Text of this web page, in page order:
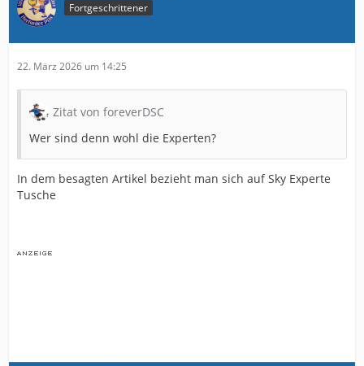
Fortgeschrittener
22. März 2026 um 14:25
Zitat von foreverDSC
Wer sind denn wohl die Experten?
In dem besagten Artikel bezieht man sich auf Sky Experte
Tusche